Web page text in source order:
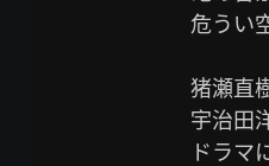
危うい
猪瀬直
宇治田
ドラマ